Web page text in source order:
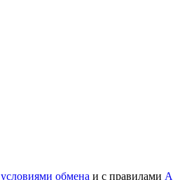
условиями обмена и с правилами